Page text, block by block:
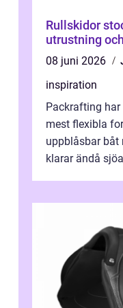
Rullskidor
utrustning
08 juni 2026
inspiration
Packrafting
mest flexibla
uppblåsbar båt
klarar ändå